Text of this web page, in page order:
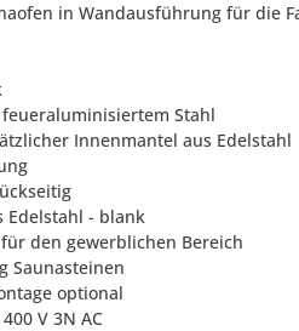
in Wandausführung für die
Stahl
Innenmantel aus Edelstahl
Edelstahl - blank
den gewerblichen Bereich
Saunasteinen
optional
V 3N AC